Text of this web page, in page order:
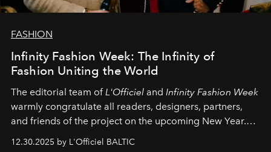
FASHION
Infinity Fashion Week: The Infinity of
Fashion Uniting the World
The editorial team ofL'Officiel and Infinity Fashion Week
warmly congratulate all readers, designers, partners,
and friends of the project on the upcoming New Year.
May 2026 bring growth, inspiration, bold ideas, and new
12.30.2025 by L'Officiel BALTIC